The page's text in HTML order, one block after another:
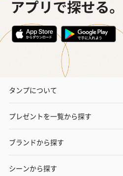
タンプについて
プレゼントを一覧から探す
ブランドから探す
シーンから探す